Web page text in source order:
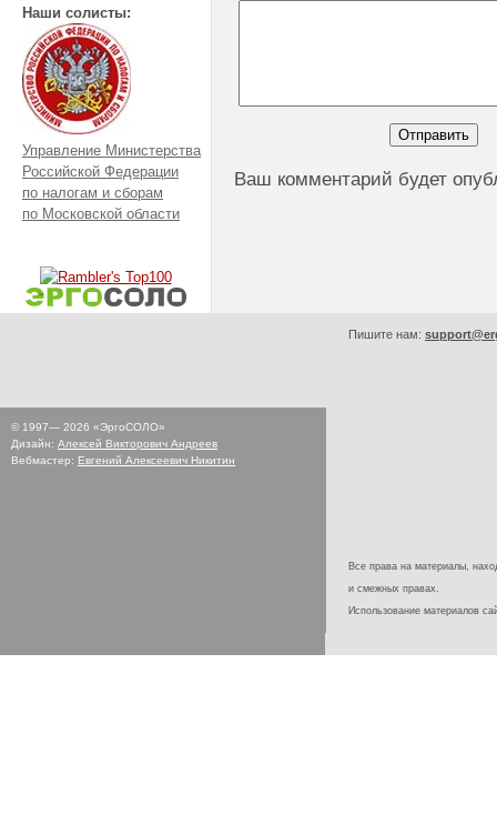
Наши солисты:
Управление Министерства
Российской Федерации
по налогам и сборам
по Московской области
Ваш комментарий будет
© 1997— 2026 «ЭргоСОЛО»
Дизайн: Алексей Викторович Андреев
Вебмастер: Евгений Алексеевич Никитин
Пишите нам:
Все права на материалы,
и смежных правах.
Использование материалов